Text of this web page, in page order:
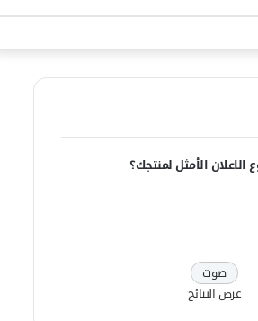
الاعلان الأمثل لمنتجك؟
عرض النتائج